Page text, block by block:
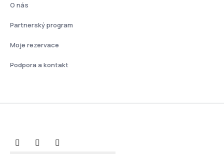
O nás
Partnerský program
Moje rezervace
Podpora a kontakt